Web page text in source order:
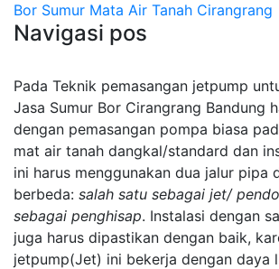
Bor Sumur Mata Air Tanah Cirangrang
Navigasi pos
Pada Teknik pemasangan jetpump
Jasa Sumur Bor Cirangrang Bandung
dengan pemasangan pompa biasa
mat air tanah dangkal/standard dan
ini harus menggunakan dua jalur pipa
berbeda: salah satu sebagai jet/
sebagai penghisap. Instalasi dengan
juga harus dipastikan dengan baik,
jetpump(Jet) ini bekerja dengan daya